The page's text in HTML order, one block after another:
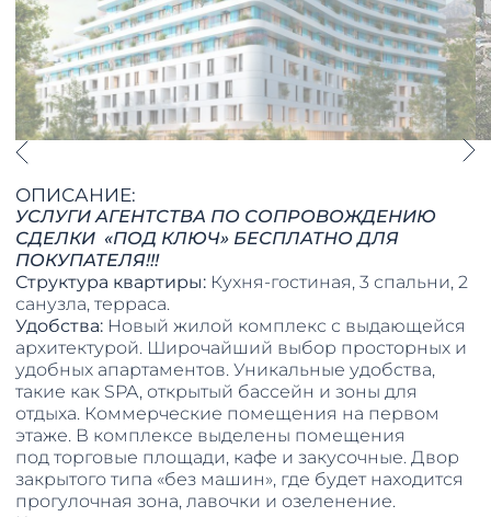
ОПИСАНИЕ:
УСЛУГИ АГЕНТСТВА ПО СОПРОВОЖДЕНИЮ
СДЕЛКИ «ПОД КЛЮЧ» БЕСПЛАТНО ДЛЯ
ПОКУПАТЕЛЯ!!!
Структура квартиры: Кухня-гостиная, 3 спальни, 2
санузла, терраса.
Удобства: Новый жилой комплекс с выдающейся
архитектурой. Широчайший выбор просторных и
удобных апартаментов. Уникальные удобства,
такие как SPA, открытый бассейн и зоны для
отдыха. Коммерческие помещения на первом
этаже. В комплексе выделены помещения
под торговые площади, кафе и закусочные. Двор
закрытого типа «без машин», где будет находится
прогулочная зона, лавочки и озеленение.